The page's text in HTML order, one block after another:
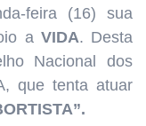
feira (16) sua
a VIDA. Desta
Nacional dos
que tenta atuar